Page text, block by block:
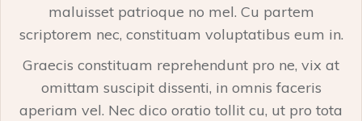
maluisset patrioque no mel. Cu partem
scriptorem nec, constituam voluptatibus eum in.
Graecis constituam reprehendunt pro ne, vix at
omittam suscipit dissenti, in omnis faceris
aperiam vel. Nec dico oratio tollit cu, ut pro tota